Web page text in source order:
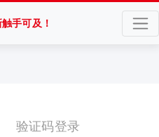
手可及！
验证码登录